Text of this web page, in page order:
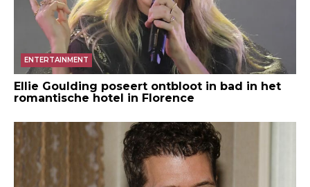
ENTERTAINMENT
Ellie Goulding poseert ontbloot in bad in het
romantische hotel in Florence